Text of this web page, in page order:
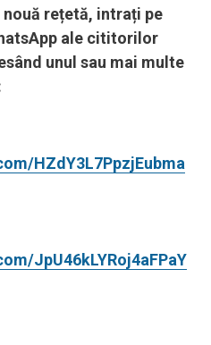
rețetă, intrați pe
ale cititorilor
unul sau mai multe
HZdY3L7PpzjEubma
JpU46kLYRoj4aFPaY